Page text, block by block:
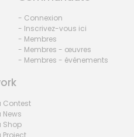
- Connexion
- Inscrivez-vous ici
- Membres
- Membres - œuvres
- Membres - événements
Contest
Shop